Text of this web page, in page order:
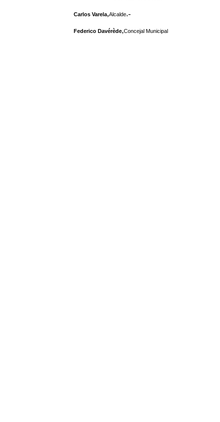
Carlos Varela,Alcalde.-
Federico Davérède,Concejal Municipal